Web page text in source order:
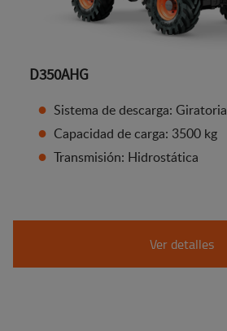
D350AHG
Sistema de descarga: Giratoria
Capacidad de carga: 3500 kg
Transmisión: Hidrostática
Ver detalles